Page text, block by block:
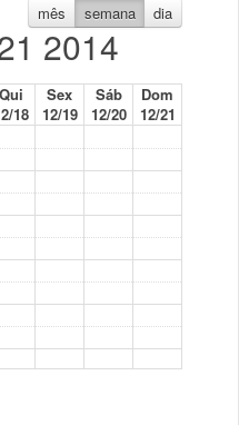
mês semana dia
2014
Qui
18
Sex
12/19
Sáb
12/20
Dom
12/21